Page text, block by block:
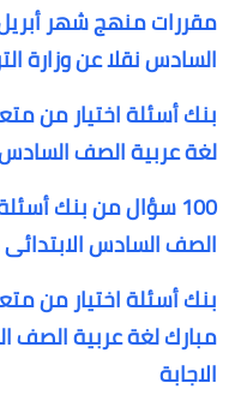
مقررات منهج شهر
السادس نقلا عن وزارة
بنك أسئلة اختيار من
لغة عربية الصف السادس
100 سؤال من بنك
الصف السادس الابتدائى
بنك أسئلة اختيار من
مبارك لغة عربية الصف
الاجابة